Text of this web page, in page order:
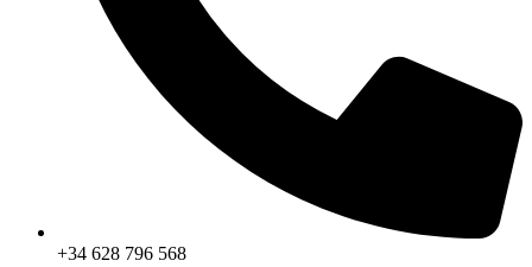
+34 628 796 568